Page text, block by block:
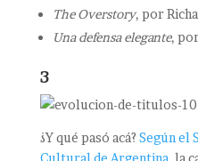
The Overstory, por
Una defensa elegante,
3
¿Y qué pasó acá? Según el